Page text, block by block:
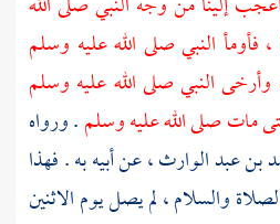
النبي صلى الله عليه وسلم
وأرخى النبي صلى الله عليه وسلم
مات صلى الله عليه وسلم. ورواه
بن عبد الوارث ،عن أبيه به . فهذا
والسلام ، لم يصل يوم الاثنين